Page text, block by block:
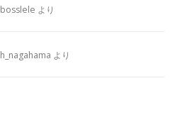
bosslele より
h_nagahama より